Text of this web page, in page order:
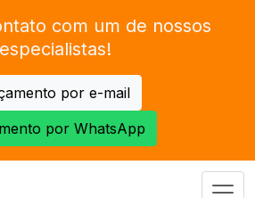
com um de nossos
especialistas!
por e-mail
por WhatsApp